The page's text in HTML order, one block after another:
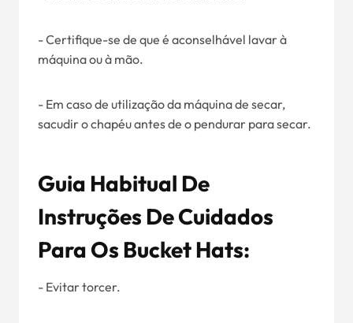
- Certifique-se de que é aconselhável lavar à
máquina ou à mão.
- Em caso de utilização da máquina de secar,
sacudir o chapéu antes de o pendurar para secar.
Guia Habitual De
Instruções De Cuidados
Para Os Bucket Hats:
- Evitar torcer.